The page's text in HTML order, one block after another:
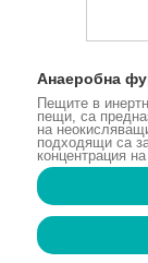
Анаеробна
Пещите в
пещи, са
на
подходящи са
концентрация